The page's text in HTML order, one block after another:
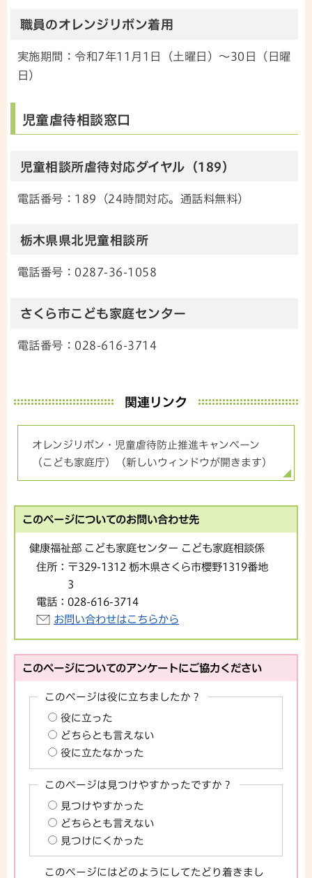
職員のオレンジリボン着用
実施期間：令和7年11月1日（土曜日）～30日（日曜
日）
児童虐待相談窓口
児童相談所虐待対応ダイヤル（189）
電話番号：189（24時間対応。通話料無料）
栃木県県北児童相談所
電話番号：0287-36-1058
さくら市こども家庭センター
電話番号：028-616-3714
関連リンク
オレンジリボン・児童虐待防止推進キャンペーン
（こども家庭庁）（新しいウィンドウが開きます）
このページについてのお問い合わせ先
健康福祉部 こども家庭センター こども家庭相談係
住所： 〒329-1312 栃木県さくら市櫻野1319番地
3
電話： 028-616-3714
お問い合わせはこちらから
このページについてのアンケートにご協力ください
このページは役に立ちましたか？
役に立った
どちらとも言えない
役に立たなかった
このページは見つけやすかったですか？
見つけやすかった
どちらとも言えない
見つけにくかった
このページにはどのようにしてたどり着きまし